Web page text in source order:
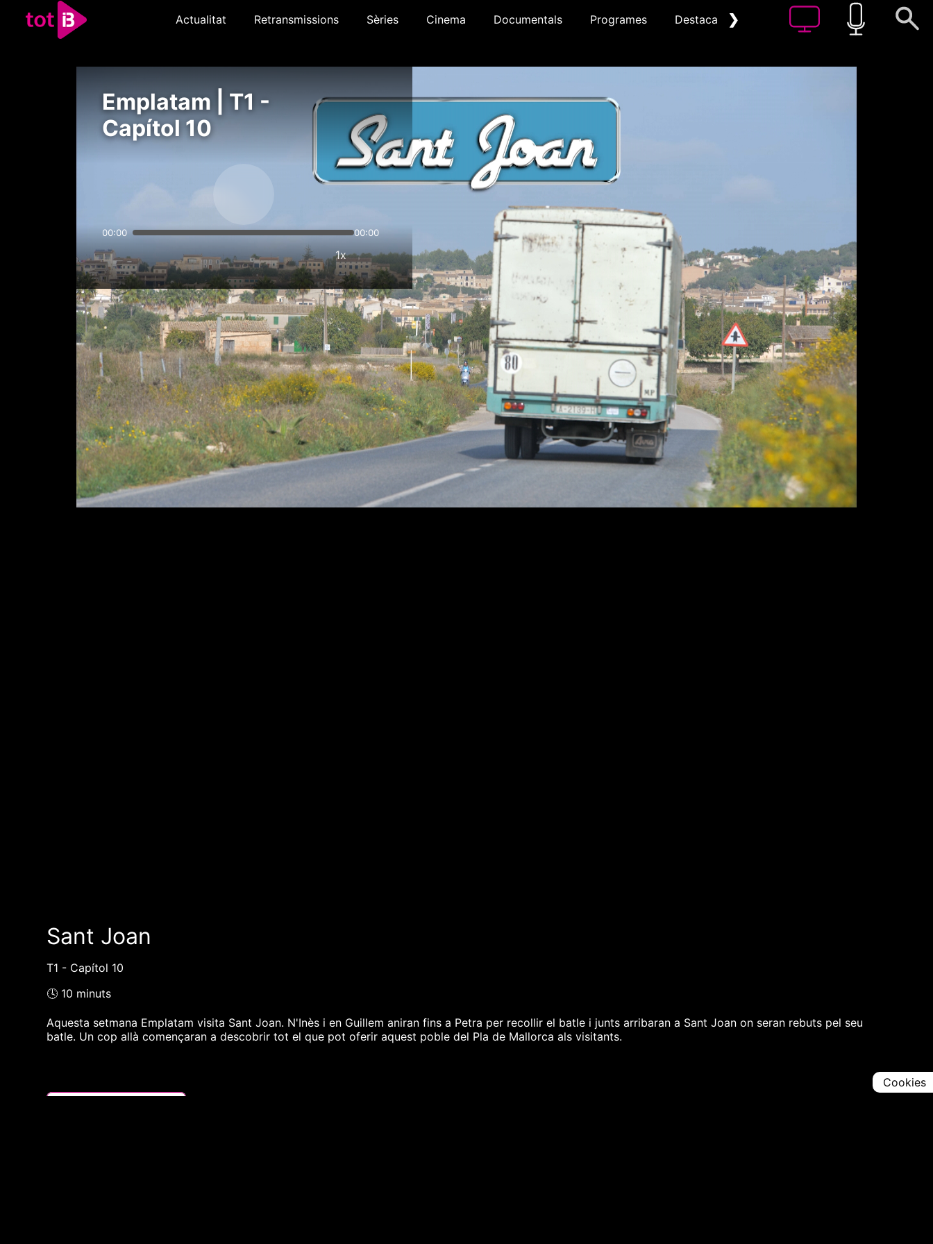
Actualitat Retransmissions Sèries Cinema Documentals Programes Destacat ❯
Emplatam | T1 -
Capítol 10
00:00 00:00
1x
Sant Joan
T1 - Capítol 10
🕓 10 minuts
Aquesta setmana Emplatam visita Sant Joan. N'Inès i en Guillem aniran fins a Petra per recollir el batle i junts arribaran a Sant Joan on seran rebuts pel seu
batle. Un cop allà començaran a descobrir tot el que pot oferir aquest poble del Pla de Mallorca als visitants.
Cookies